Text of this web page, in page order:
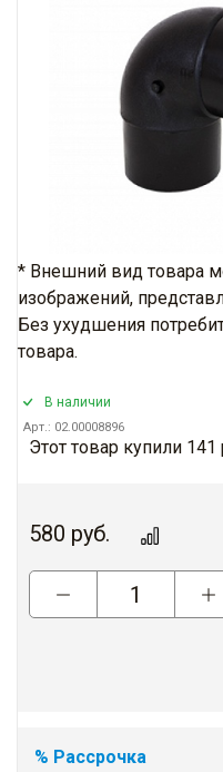
* Внешний вид товара
изображений,
Без ухудшения
товара.
В наличии
Арт.: 02.00008896
Этот товар купили 141
580 руб.
% Рассрочка